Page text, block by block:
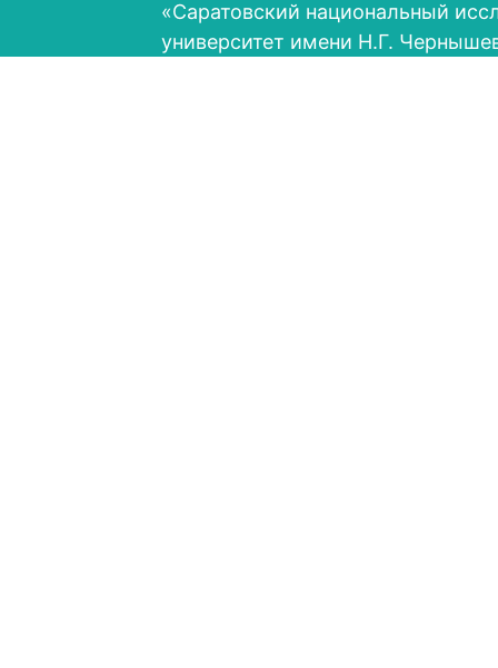
«Саратовский национальный
университет имени Н.Г.